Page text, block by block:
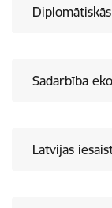
Sadarbība
Latvijas